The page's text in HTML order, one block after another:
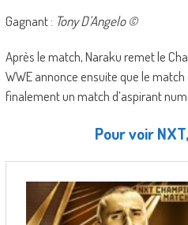
Gagnant : Tony D’Angelo ©
Après le match, Naraku remet le
WWE annonce ensuite que le
finalement un match d’aspirant
Pour voir